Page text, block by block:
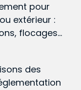
pour
extérieur :
flocages…
des